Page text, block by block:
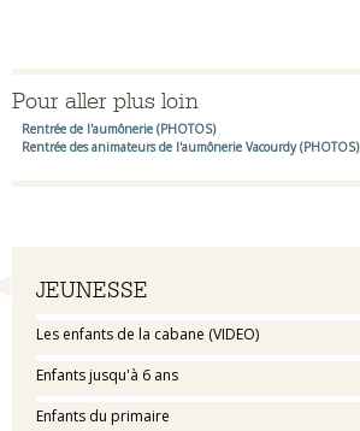
Navigation
JEUNESSE
Les enfants de la cabane (VIDEO)
Enfants jusqu'à 6 ans
Enfants du primaire
Pour aller plus loin
Rentrée de l'aumônerie (PHOTOS)
Rentrée des animateurs de l'aumônerie Vacourdy (PHOTOS)